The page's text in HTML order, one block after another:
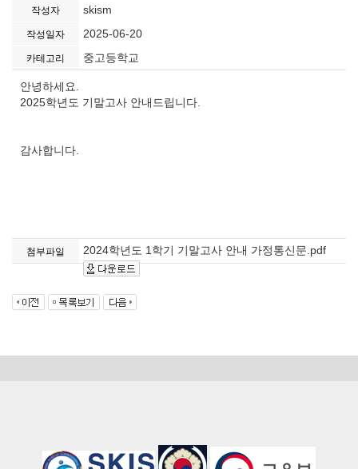
작성자 skism
작성일자 2025-06-20
카테고리 중고등학교
안녕하세요.
2025학년도 기말고사 안내드립니다.
감사합니다.
첨부파일 2024학년도 1학기 기말고사 안내 가정통신문.pdf